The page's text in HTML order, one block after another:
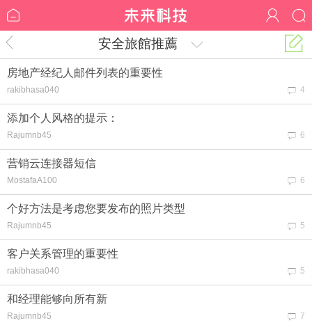
安全旅館推薦
4
房地产经纪人邮件列表的重要性
rakibhasa040
6
添加个人风格的提示：
Rajumnb45
6
营销云连接器短信
MostafaA100
5
个好方法是考虑您要发布的照片​​类型
Rajumnb45
5
客户关系管理的重要性
rakibhasa040
7
和经理能够向所有新
Rajumnb45